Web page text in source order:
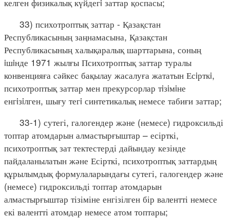
33) психотроптық заттар - Қазақстан
Республикасының заңнамасына, Қазақстан
Республикасының халықаралық шарттарына, соның
iшiнде 1971 жылғы Психотроптық заттар туралы
конвенцияға сәйкес бақылау жасалуға жататын Есiрткi,
психотроптық заттар мен прекурсорлар тiзiмiне
енгiзiлген, шығу тегi синтетикалық немесе табиғи заттар;
33-1) сутегі, галогендер және (немесе) гидроксильді
топтар атомдарын алмастырғыштар – есірткі,
психотроптық зат тектестерді дайындау кезінде
пайдаланылатын және Есірткі, психотроптық заттардың
құрылымдық формулаларындағы сутегі, галогендер және
(немесе) гидроксильді топтар атомдарын
алмастырғыштар тізіміне енгізілген бір валентті немесе
екі валентті атомдар немесе атом топтары;